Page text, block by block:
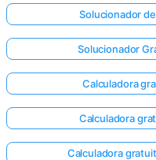
Solucionador
Solucionador
Calculadora
Calculadora
Calculadora